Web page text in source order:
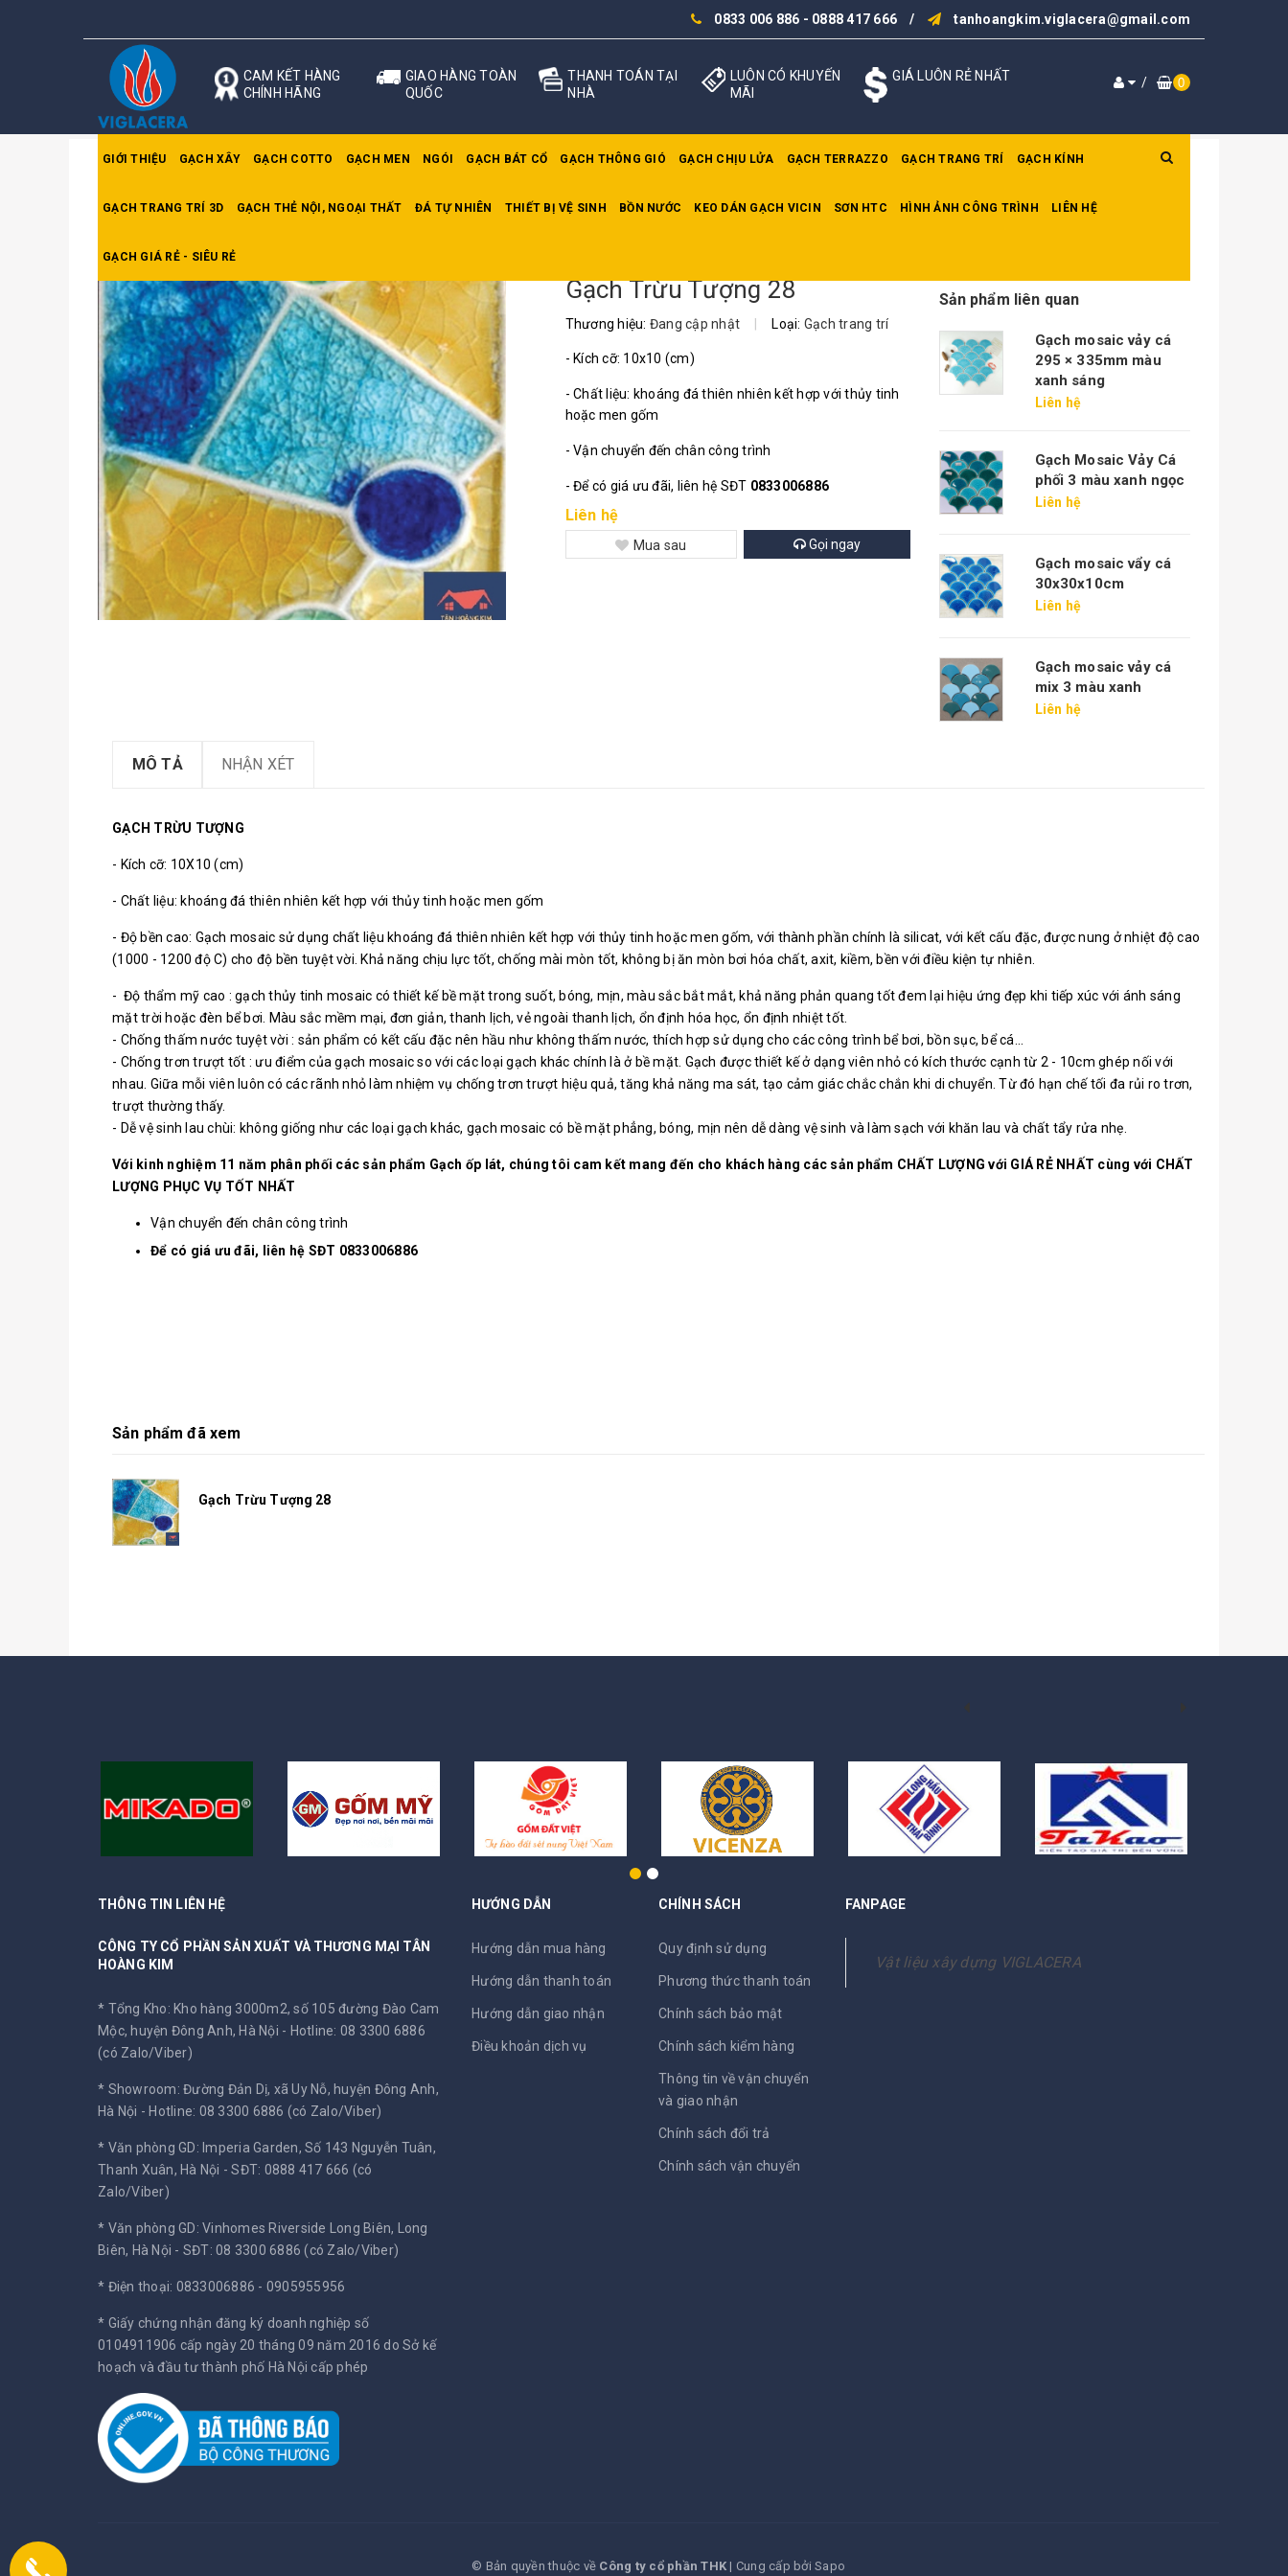
0833 006 886 - 0888 417 666 / tanhoangkim.viglacera@gmail.com
CAM KẾT HÀNG
CHÍNH HÃNG
GIAO HÀNG TOÀN
QUỐC
THANH TOÁN TẠI
NHÀ
LUÔN CÓ KHUYẾN
MÃI
GIÁ LUÔN RẺ NHẤT / 0
GIỚI THIỆU GẠCH XÂY GẠCH COTTO GẠCH MEN NGÓI GẠCH BÁT CỔ GẠCH THÔNG GIÓ GẠCH CHỊU LỬA GẠCH TERRAZZO GẠCH TRANG TRÍ GẠCH KÍNH
GẠCH TRANG TRÍ 3D GẠCH THẺ NỘI, NGOẠI THẤT ĐÁ TỰ NHIÊN THIẾT BỊ VỆ SINH BỒN NƯỚC KEO DÁN GẠCH VICIN SƠN HTC HÌNH ẢNH CÔNG TRÌNH LIÊN HỆ
GẠCH GIÁ RẺ - SIÊU RẺ
Trang chủ Gạch Mosaic Gạch Trừu Tượng 28
Gạch Trừu Tượng 28
Thương hiệu: Đang cập nhật Loại: Gạch trang trí
- Kích cỡ: 10x10 (cm)
- Chất liệu: khoáng đá thiên nhiên kết hợp với thủy tinh
hoặc men gốm
- Vận chuyển đến chân công trình
- Để có giá ưu đãi, liên hệ SĐT 0833006886
Liên hệ
Mua sau Gọi ngay
Sản phẩm liên quan
Gạch mosaic vảy cá
295 × 335mm màu
xanh sáng
Liên hệ
Gạch Mosaic Vảy Cá
phối 3 màu xanh ngọc
Liên hệ
Gạch mosaic vẩy cá
30x30x10cm
Liên hệ
Gạch mosaic vảy cá
mix 3 màu xanh
Liên hệ
MÔ TẢ NHẬN XÉT
GẠCH TRỪU TƯỢNG
- Kích cỡ: 10X10 (cm)
- Chất liệu: khoáng đá thiên nhiên kết hợp với thủy tinh hoặc men gốm
- Độ bền cao: Gạch mosaic sử dụng chất liệu khoáng đá thiên nhiên kết hợp với thủy tinh hoặc men gốm, với thành phần chính là silicat, với kết cấu đặc, được nung ở nhiệt độ cao
(1000 - 1200 độ C) cho độ bền tuyệt vời. Khả năng chịu lực tốt, chống mài mòn tốt, không bị ăn mòn bơi hóa chất, axit, kiềm, bền với điều kiện tự nhiên.
- Độ thẩm mỹ cao : gạch thủy tinh mosaic có thiết kế bề mặt trong suốt, bóng, mịn, màu sắc bắt mắt, khả năng phản quang tốt đem lại hiệu ứng đẹp khi tiếp xúc với ánh sáng
mặt trời hoặc đèn bể bơi. Màu sắc mềm mại, đơn giản, thanh lịch, vẻ ngoài thanh lịch, ổn định hóa học, ổn định nhiệt tốt.
- Chống thấm nước tuyệt vời : sản phẩm có kết cấu đặc nên hầu như không thấm nước, thích hợp sử dụng cho các công trình bể bơi, bồn sục, bể cá...
- Chống trơn trượt tốt : ưu điểm của gạch mosaic so với các loại gạch khác chính là ở bề mặt. Gạch được thiết kế ở dạng viên nhỏ có kích thước cạnh từ 2 - 10cm ghép nối với
nhau. Giữa mỗi viên luôn có các rãnh nhỏ làm nhiệm vụ chống trơn trượt hiệu quả, tăng khả năng ma sát, tạo cảm giác chắc chắn khi di chuyển. Từ đó hạn chế tối đa rủi ro trơn,
trượt thường thấy.
- Dễ vệ sinh lau chùi: không giống như các loại gạch khác, gạch mosaic có bề mặt phẳng, bóng, mịn nên dễ dàng vệ sinh và làm sạch với khăn lau và chất tẩy rửa nhẹ.
Với kinh nghiệm 11 năm phân phối các sản phẩm Gạch ốp lát, chúng tôi cam kết mang đến cho khách hàng các sản phẩm CHẤT LƯỢNG với GIÁ RẺ NHẤT cùng với CHẤT
LƯỢNG PHỤC VỤ TỐT NHẤT
Vận chuyển đến chân công trình
Để có giá ưu đãi, liên hệ SĐT 0833006886
Sản phẩm đã xem
Gạch Trừu Tượng 28
THÔNG TIN LIÊN HỆ
CÔNG TY CỔ PHẦN SẢN XUẤT VÀ THƯƠNG MẠI TÂN
HOÀNG KIM
* Tổng Kho: Kho hàng 3000m2, số 105 đường Đào Cam
Mộc, huyện Đông Anh, Hà Nội - Hotline: 08 3300 6886
(có Zalo/Viber)
* Showroom: Đường Đản Dị, xã Uy Nỗ, huyện Đông Anh,
Hà Nội -Hotline: 08 3300 6886 (có Zalo/Viber)
* Văn phòng GD: Imperia Garden, Số 143 Nguyễn Tuân,
Thanh Xuân, Hà Nội -SĐT: 0888 417 666 (có
Zalo/Viber)
* Văn phòng GD: Vinhomes Riverside Long Biên, Long
Biên, Hà Nội - SĐT: 08 3300 6886 (có Zalo/Viber)
* Điện thoại: 0833006886 - 0905955956
* Giấy chứng nhận đăng ký doanh nghiệp số
0104911906 cấp ngày 20 tháng 09 năm 2016 do Sở kế
hoạch và đầu tư thành phố Hà Nội cấp phép
HƯỚNG DẪN
Hướng dẫn mua hàng
Hướng dẫn thanh toán
Hướng dẫn giao nhận
Điều khoản dịch vụ
CHÍNH SÁCH
Quy định sử dụng
Phương thức thanh toán
Chính sách bảo mật
Chính sách kiểm hàng
Thông tin về vận chuyển
và giao nhận
Chính sách đổi trả
Chính sách vận chuyển
FANPAGE
Vật liệu xây dựng VIGLACERA
© Bản quyền thuộc về Công ty cổ phần THK | Cung cấp bởi Sapo